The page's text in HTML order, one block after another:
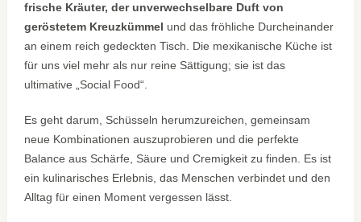
frische Kräuter, der unverwechselbare Duft von
geröstetem Kreuzkümmel und das fröhliche Durcheinander
an einem reich gedeckten Tisch. Die mexikanische Küche ist
für uns viel mehr als nur reine Sättigung; sie ist das
ultimative „Social Food“.
Es geht darum, Schüsseln herumzureichen, gemeinsam
neue Kombinationen auszuprobieren und die perfekte
Balance aus Schärfe, Säure und Cremigkeit zu finden. Es ist
ein kulinarisches Erlebnis, das Menschen verbindet und den
Alltag für einen Moment vergessen lässt.